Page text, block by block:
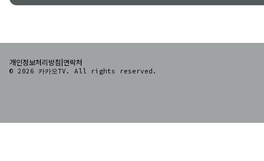
개인정보처리방침 연락처
© 2026 카카오TV. All rights reserved.